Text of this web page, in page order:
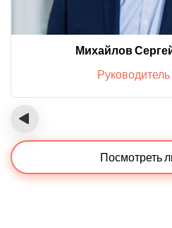
Михайлов
‹
Посмотреть